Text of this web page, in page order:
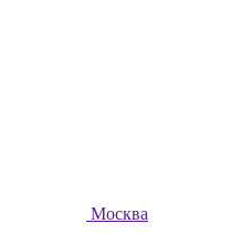
Москва